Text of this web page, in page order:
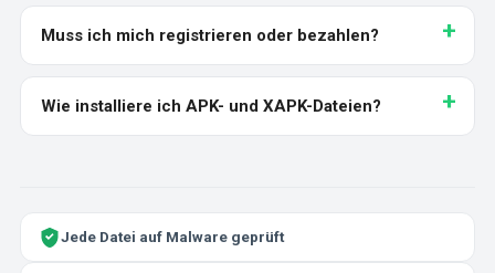
Muss ich mich registrieren oder bezahlen?
Wie installiere ich APK- und XAPK-Dateien?
Jede Datei auf Malware geprüft